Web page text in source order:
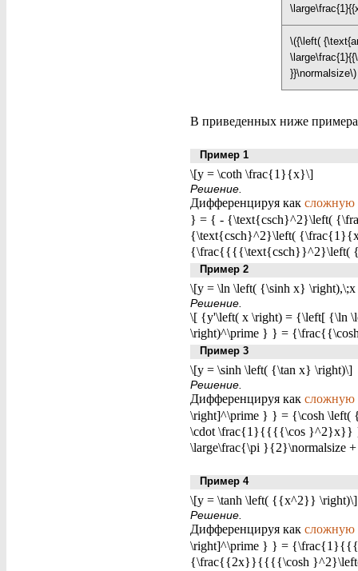
\({\left(
}}\normalsize\)
В приведенных ниже
Пример 1
\[y = \coth \frac{1}{x}\]
Решение.
Дифференцируя как
} = { - {\text{csch}^2}\left(
{\text{csch}^2}\left(
Пример 2
\[y = \ln \left( {\sinh x} \right),\;x
Решение.
\[ {y'\left( x \right) = {\left[ {\ln
\right)^\prime } } =
Пример 3
\[y = \sinh \left( {\tan x} \right)\]
Решение.
Дифференцируя как
\right]^\prime } } = {\cosh \left(
\cdot \frac{1}{{{{\cos }^2}x}}
\large\frac{\pi }{2}\normalsize
Пример 4
\[y = \tanh \left( {{x^2}} \right)\]
Решение.
Дифференцируя как
\right]^\prime } } =
{\frac{{2x}}{{{{\cosh